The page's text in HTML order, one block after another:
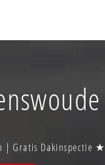
Gratis Dakinspectie ★